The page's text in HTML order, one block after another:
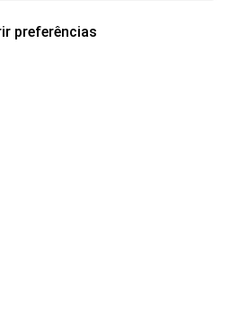
preferências